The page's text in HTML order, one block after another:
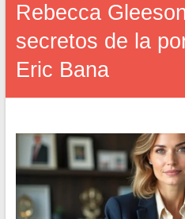
Rebecca
secretos de la
Eric Bana